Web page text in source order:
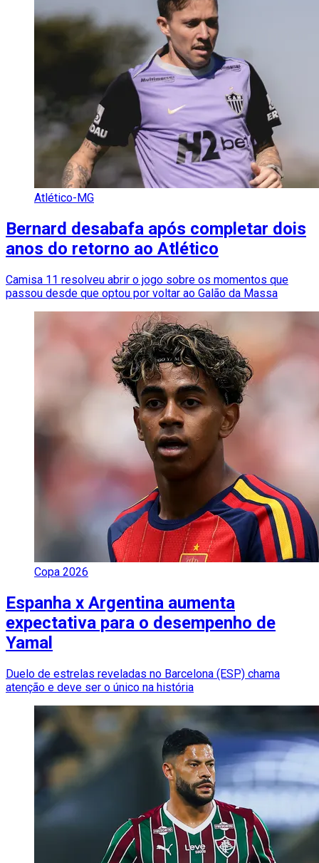
Atlético-MG
Bernard desabafa após completar dois
anos do retorno ao Atlético
Camisa 11 resolveu abrir o jogo sobre os momentos que
passou desde que optou por voltar ao Galão da Massa
Copa 2026
Espanha x Argentina aumenta
expectativa para o desempenho de
Yamal
Duelo de estrelas reveladas no Barcelona (ESP) chama
atenção e deve ser o único na história